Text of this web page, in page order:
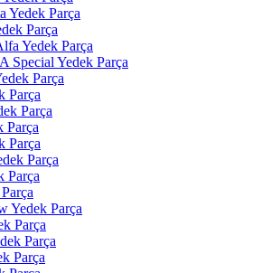
Yedek Parça
Parça
Yedek Parça
Special Yedek Parça
Parça
Parça
Parça
Parça
Parça
Parça
Parça
Yedek Parça
Parça
Parça
Parça